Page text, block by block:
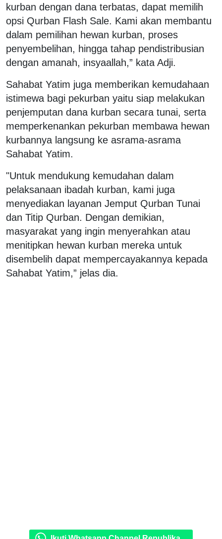
kurban dengan dana terbatas, dapat memilih
opsi Qurban Flash Sale. Kami akan membantu
dalam pemilihan hewan kurban, proses
penyembelihan, hingga tahap pendistribusian
dengan amanah, insyaallah,” kata Adji.
Sahabat Yatim juga memberikan kemudahaan
istimewa bagi pekurban yaitu siap melakukan
penjemputan dana kurban secara tunai, serta
memperkenankan pekurban membawa hewan
kurbannya langsung ke asrama-asrama
Sahabat Yatim.
"Untuk mendukung kemudahan dalam
pelaksanaan ibadah kurban, kami juga
menyediakan layanan Jemput Qurban Tunai
dan Titip Qurban. Dengan demikian,
masyarakat yang ingin menyerahkan atau
menitipkan hewan kurban mereka untuk
disembelih dapat mempercayakannya kepada
Sahabat Yatim,” jelas dia.